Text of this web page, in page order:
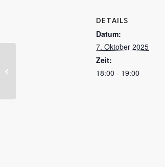
DETAILS
Datum:
7. Oktober 2025
Zeit:
18:00 - 19:00
Erziehungsgruppe Starter